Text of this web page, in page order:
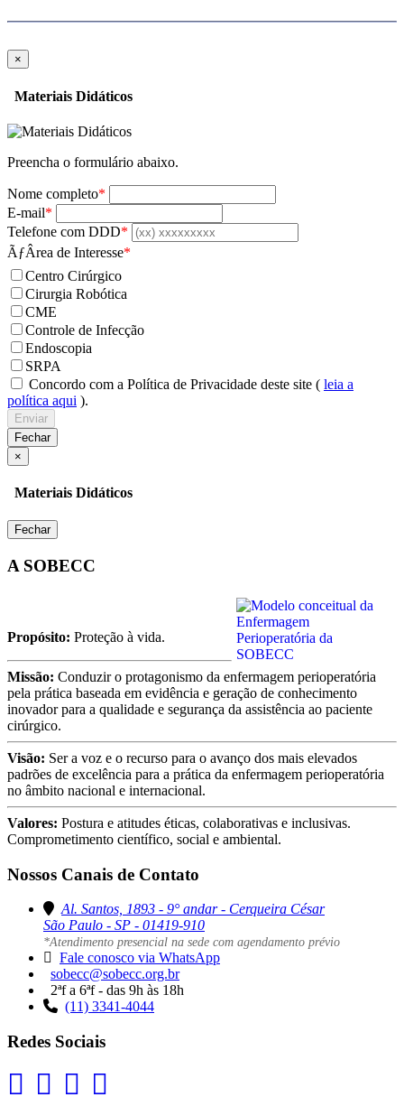
×
Materiais Didáticos
Preencha o formulário abaixo.
Nome completo*
E-mail*
Telefone com DDD*
ÃƒÂrea de Interesse*
Centro Cirúrgico
Cirurgia Robótica
CME
Controle de Infecção
Endoscopia
SRPA
Concordo com a Política de Privacidade deste site ( leia a
política aqui ).
Enviar
Fechar
×
Materiais Didáticos
Fechar
A SOBECC
Propósito: Proteção à vida.
Missão: Conduzir o protagonismo da enfermagem perioperatória
pela prática baseada em evidência e geração de conhecimento
inovador para a qualidade e segurança da assistência ao paciente
cirúrgico.
Visão: Ser a voz e o recurso para o avanço dos mais elevados
padrões de excelência para a prática da enfermagem perioperatória
no âmbito nacional e internacional.
Valores: Postura e atitudes éticas, colaborativas e inclusivas.
Comprometimento científico, social e ambiental.
Nossos Canais de Contato
Al. Santos, 1893 - 9° andar - Cerqueira César
São Paulo - SP - 01419-910
*Atendimento presencial na sede com agendamento prévio
Fale conosco via WhatsApp
sobecc@sobecc.org.br
2ªf a 6ªf - das 9h às 18h
(11) 3341-4044
Redes Sociais